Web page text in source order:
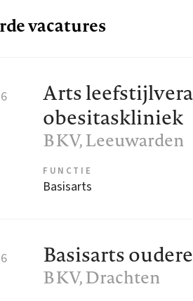
vacatures
Arts
obesitaskliniek
BKV, Leeuwarden
FUNCTIE
Basisarts
Basisarts
BKV, Drachten